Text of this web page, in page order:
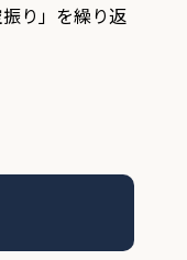
り」を繰り返